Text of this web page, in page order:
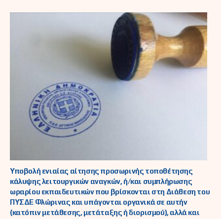
Υποβολή ενιαίας αίτησης προσωρινής τοποθέτησης
κάλυψης λειτουργικών αναγκών, ή/και συμπλήρωσης
ωραρίου εκπαιδευτικών που βρίσκονται στη Διάθεση του
ΠΥΣΔΕ Φλώρινας και υπάγονται οργανικά σε αυτήν
(κατόπιν μετάθεσης, μετάταξης ή διορισμού), αλλά και